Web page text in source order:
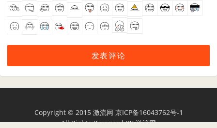
Copyright © 2015 激流网 京ICP备16043762号-1
All Rights Reserved BY激流网